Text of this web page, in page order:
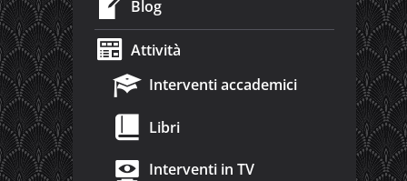
Blog
Attività
Interventi accademici
Libri
Interventi in TV